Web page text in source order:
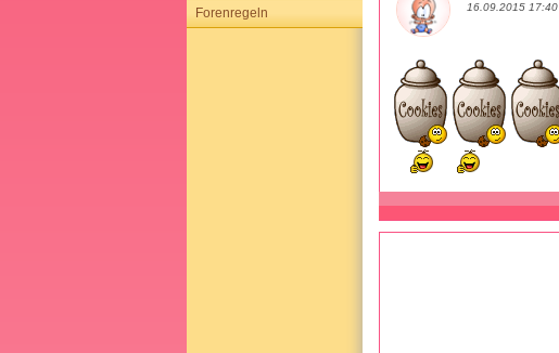
Forenregeln
16.09.2015 17:40